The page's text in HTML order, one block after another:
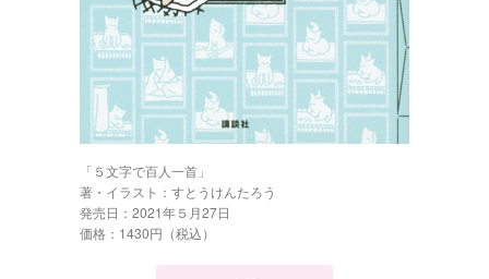
「５文字で百人一首」
著・イラスト：すとうけんたろう
発売日：2021年５月27日
価格：1430円（税込）